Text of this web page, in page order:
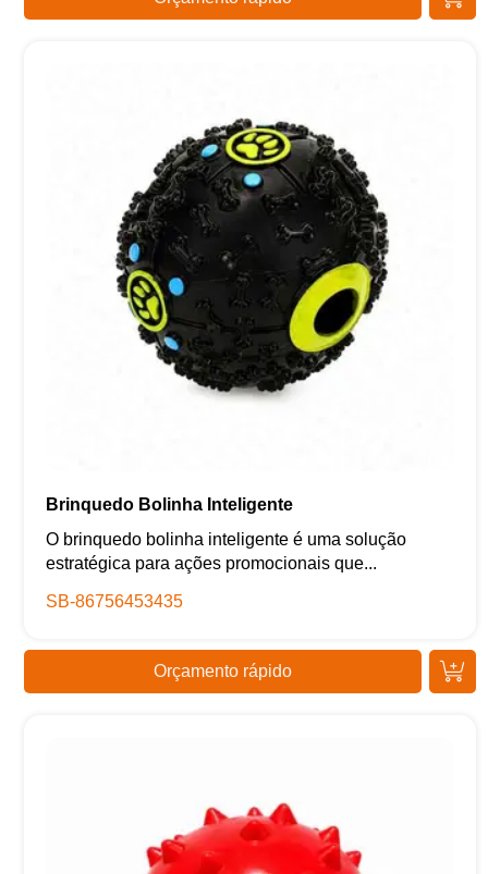
Brinquedo Bolinha Inteligente
O brinquedo bolinha inteligente é uma solução
estratégica para ações promocionais que...
SB-86756453435
Orçamento rápido